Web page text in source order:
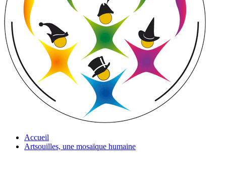
Accueil
Artsouilles, une mosaïque humaine